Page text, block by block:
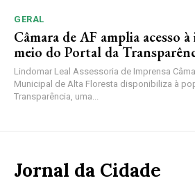
GERAL
Câmara de AF amplia acesso
meio do Portal da
Lindomar Leal Assessoria de Imprensa
Municipal de Alta Floresta disponibiliza à
Transparência, uma...
Jornal da Cidade